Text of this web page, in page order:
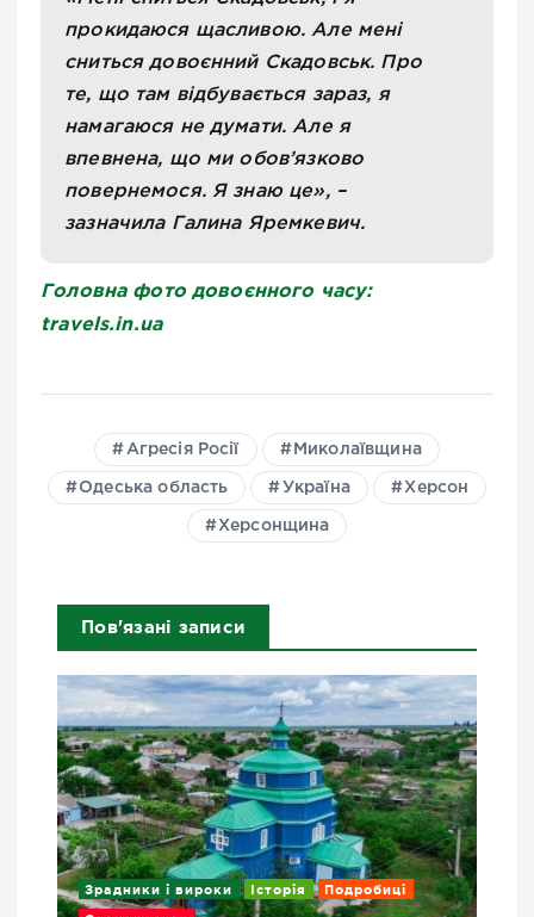
прокидаюся щасливою. Але мені
сниться довоєнний Скадовськ. Про
те, що там відбувається зараз, я
намагаюся не думати. Але я
впевнена, що ми обов’язково
повернемося. Я знаю це», –
зазначила Галина Яремкевич.
Головна фото довоєнного часу:
travels.in.ua
Агресія Росії Миколаївщина
Одеська область Україна Херсон
Херсонщина
Пов'язані записи
Зрадники і вироки Історія Подробиці